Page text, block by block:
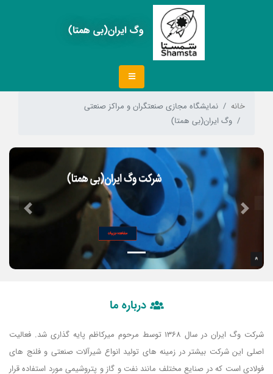
وگ ایران(بی همتا)
خانه
نمایشگاه مجازی صنعتگران و مراکز صنعتی
وگ ایران(بی همتا)
Previous
Next
درباره ما
شرکت وگ ایران در سال 1368 توسط مرحوم میرکاظم پایه گذاری شد. فعالیت
اصلی این شرکت بیشتر در زمینه های تولید انواع شیرآلات صنعتی و فلنج های
فولادی است که در صنایع مختلف مانند نفت و گاز و پتروشیمی مورد استفاده قرار